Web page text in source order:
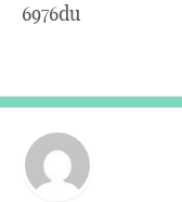
6976du